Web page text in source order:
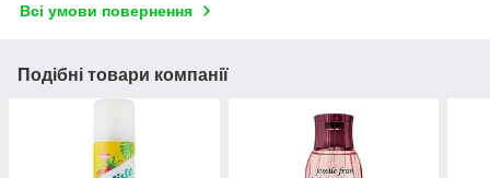
Всі умови повернення
Подібні товари компанії